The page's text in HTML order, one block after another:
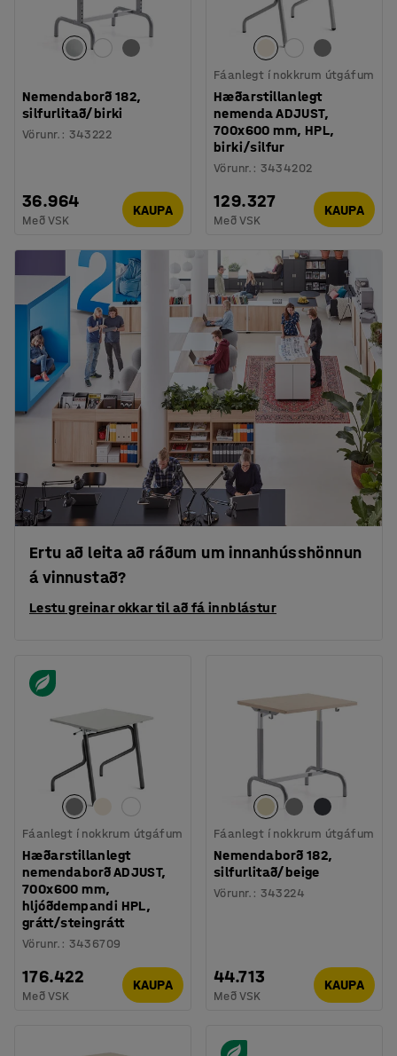
Nemendaborð 182,
silfurlitað/birki
Vörunr. : 343222
36.964
Með VSK
KAUPA
Fáanlegt í nokkrum útgáfum
Hæðarstillanlegt
nemenda ADJUST,
700x600 mm, HPL,
birki/silfur
Vörunr. : 3434202
129.327
Með VSK
KAUPA
Ertu að leita að ráðum um innanhússhönnun
á vinnustað?
Lestu greinar okkar til að fá innblástur
Fáanlegt í nokkrum útgáfum
Hæðarstillanlegt
nemendaborð ADJUST,
700x600 mm,
hljóðdempandi HPL,
grátt/steingrátt
Vörunr. : 3436709
176.422
Með VSK
KAUPA
Fáanlegt í nokkrum útgáfum
Nemendaborð 182,
silfurlitað/beige
Vörunr. : 343224
44.713
Með VSK
KAUPA